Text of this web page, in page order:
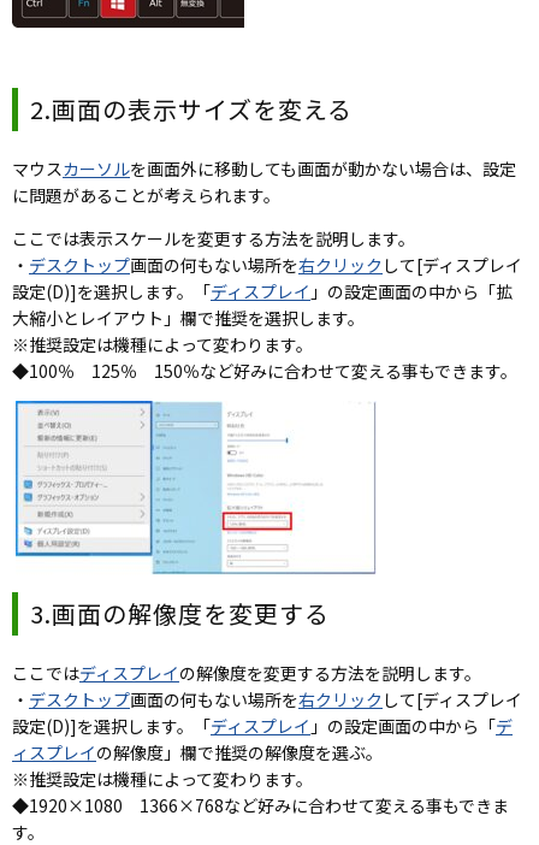
2.画面の表示サイズを変える
マウスカーソルを画面外に移動しても画面が動かない場合は、設定
に問題があることが考えられます。
ここでは表示スケールを変更する方法を説明します。
・ デスクトップ画面の何もない場所を右クリック して[ディスプレイ
設定(D)]を選択します。「ディスプレイ 」の設定画面の中から「拡
大縮小とレイアウト」欄で推奨を選択します。
※推奨設定は機種によって変わります。
◆100％ 125％ 150％など好みに合わせて変える事もできます。
3.画面の解像度を変更する
ここではディスプレイの解像度を変更する方法を説明します。
・ デスクトップ画面の何もない場所を右クリック して[ディスプレイ
設定(D)]を選択します。「ディスプレイ 」の設定画面の中から「デ
ィスプレイの解像度」欄で推奨の解像度を選ぶ。
※推奨設定は機種によって変わります。
◆1920×1080 1366×768など好みに合わせて変える事もできま
す。